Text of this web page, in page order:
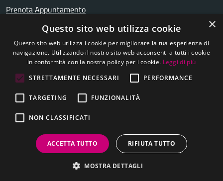
Prenota Appuntamento
Galleria Foto e Video
La Storia di Breme
VIVERE IL COMUNE
La Dolcissima
Luoghi
Territorio
×
Questo sito web utilizza cookie
Questo sito web utilizza i cookie per migliorare la tua esperienza di
navigazione. Utilizzando il nostro sito web acconsenti a tutti i cookie
in conformità con la nostra policy per i cookie. Leggi di più
STRETTAMENTE NECESSARI
PERFORMANCE
TARGETING FUNZIONALITÀ
NON CLASSIFICATI
ACCETTA TUTTO RIFIUTA TUTTO
MOSTRA DETTAGLI